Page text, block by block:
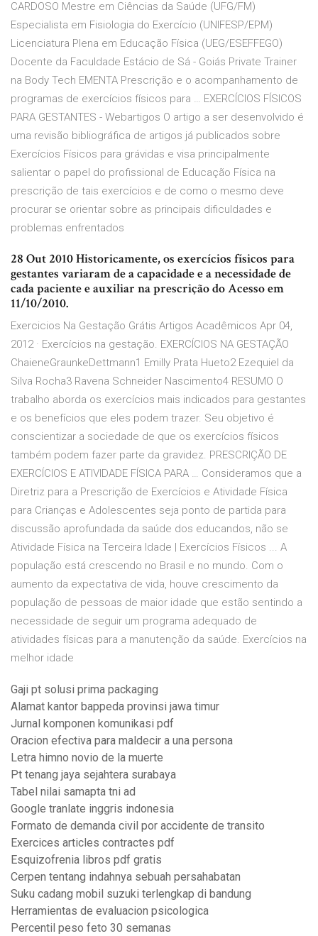
CARDOSO Mestre em Ciências da Saúde (UFG/FM)
Especialista em Fisiologia do Exercício (UNIFESP/EPM)
Licenciatura Plena em Educação Física (UEG/ESEFFEGO)
Docente da Faculdade Estácio de Sá - Goiás Private Trainer
na Body Tech EMENTA Prescrição e o acompanhamento de
programas de exercícios físicos para … EXERCÍCIOS FÍSICOS
PARA GESTANTES - Webartigos O artigo a ser desenvolvido é
uma revisão bibliográfica de artigos já publicados sobre
Exercícios Físicos para grávidas e visa principalmente
salientar o papel do profissional de Educação Física na
prescrição de tais exercícios e de como o mesmo deve
procurar se orientar sobre as principais dificuldades e
problemas enfrentados
28 Out 2010 Historicamente, os exercícios físicos para
gestantes variaram de a capacidade e a necessidade de
cada paciente e auxiliar na prescrição doAcesso em
11/10/2010.
Exercicios Na Gestação Grátis Artigos Acadêmicos Apr 04,
2012 · Exercícios na gestação. EXERCÍCIOS NA GESTAÇÃO
ChaieneGraunkeDettmann1 Emilly Prata Hueto2 Ezequiel da
Silva Rocha3 Ravena Schneider Nascimento4 RESUMO O
trabalho aborda os exercícios mais indicados para gestantes
e os benefícios que eles podem trazer. Seu objetivo é
conscientizar a sociedade de que os exercícios físicos
também podem fazer parte da gravidez. PRESCRIÇÃO DE
EXERCÍCIOS E ATIVIDADE FÍSICA PARA … Consideramos que a
Diretriz para a Prescrição de Exercícios e Atividade Física
para Crianças e Adolescentes seja ponto de partida para
discussão aprofundada da saúde dos educandos, não se
Atividade Física na Terceira Idade | Exercícios Físicos ... A
população está crescendo no Brasil e no mundo. Com o
aumento da expectativa de vida, houve crescimento da
população de pessoas de maior idade que estão sentindo a
necessidade de seguir um programa adequado de
atividades físicas para a manutenção da saúde. Exercícios na
melhor idade
Gaji pt solusi prima packaging
Alamat kantor bappeda provinsi jawa timur
Jurnal komponen komunikasi pdf
Oracion efectiva para maldecir a una persona
Letra himno novio de la muerte
Pt tenang jaya sejahtera surabaya
Tabel nilai samapta tni ad
Google tranlate inggris indonesia
Formato de demanda civil por accidente de transito
Exercices articles contractes pdf
Esquizofrenia libros pdf gratis
Cerpen tentang indahnya sebuah persahabatan
Suku cadang mobil suzuki terlengkap di bandung
Herramientas de evaluacion psicologica
Percentil peso feto 30 semanas